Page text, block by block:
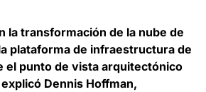
la transformación de la nube de
plataforma de infraestructura de
el punto de vista arquitectónico
Dennis Hoffman,